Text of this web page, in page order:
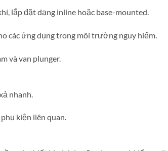
lắp đặt dạng inline hoặc base-mounted.
các ứng dụng trong môi trường nguy hiểm.
và van plunger.
nhanh.
kiện liên quan.